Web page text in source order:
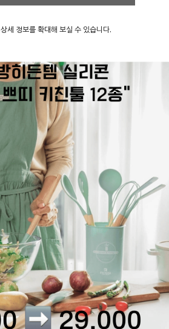
상세 정보를 확대해 보실 수 있습니다.